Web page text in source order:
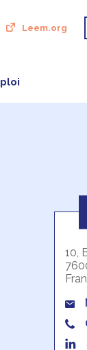
Leem.org
10,